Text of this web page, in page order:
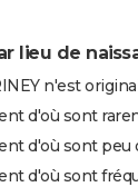
lieu de
n'est
d'où sont
d'où sont peu
d'où sont